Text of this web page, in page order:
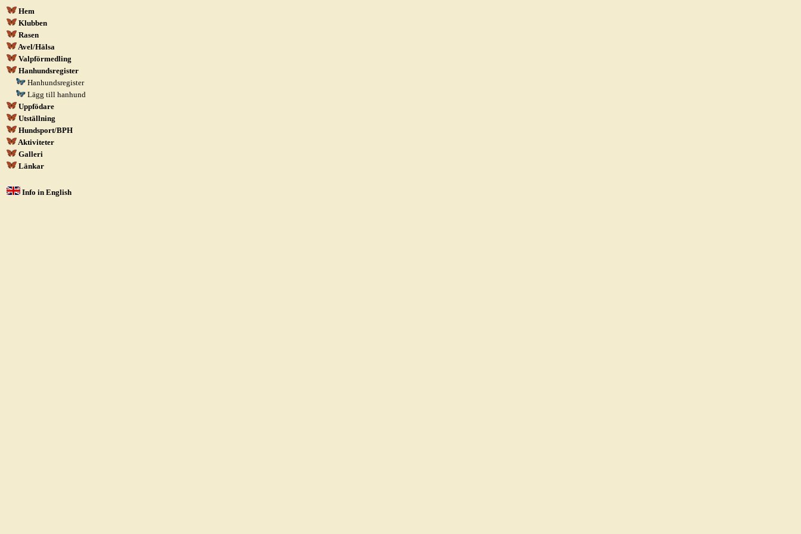
Hem
Klubben
Rasen
Avel/Hälsa
Valpförmedling
Hanhundsregister
Hanhundsregister
Lägg till hanhund
Uppfödare
Utställning
Hundsport/BPH
Aktiviteter
Galleri
Länkar
Info in English